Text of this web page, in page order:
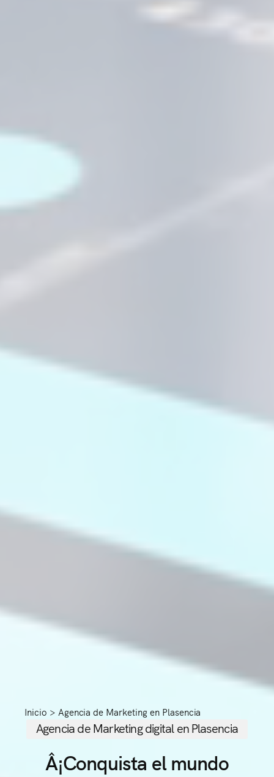
Inicio > Agencia de Marketing en Plasencia
Agencia de Marketing digital en Plasencia
Â¡Conquista el mundo